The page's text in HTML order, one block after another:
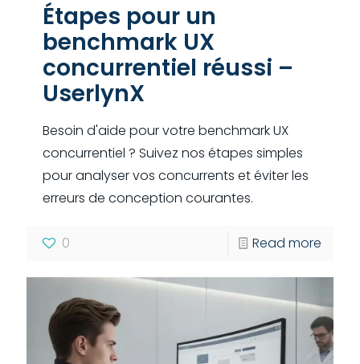
Étapes pour un
benchmark UX
concurrentiel réussi –
UserlynX
Besoin d'aide pour votre benchmark UX
concurrentiel ? Suivez nos étapes simples
pour analyser vos concurrents et éviter les
erreurs de conception courantes.
0 Read more